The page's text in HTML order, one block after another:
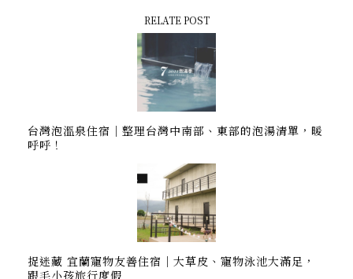
RELATE POST
台灣泡溫泉住宿｜整理台灣中南部、東部的泡湯清單，暖
呼呼！
捉迷藏 宜蘭寵物友善住宿｜大草皮、寵物泳池大滿足，
跟毛小孩旅行度假